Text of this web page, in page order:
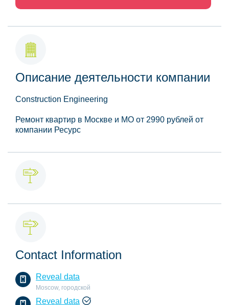
Описание деятельности компании
Construction Engineering
Ремонт квартир в Москве и МО от 2990 рублей от
компании Ресурс
Contact Information
Reveal data
Moscow, городской
Reveal data